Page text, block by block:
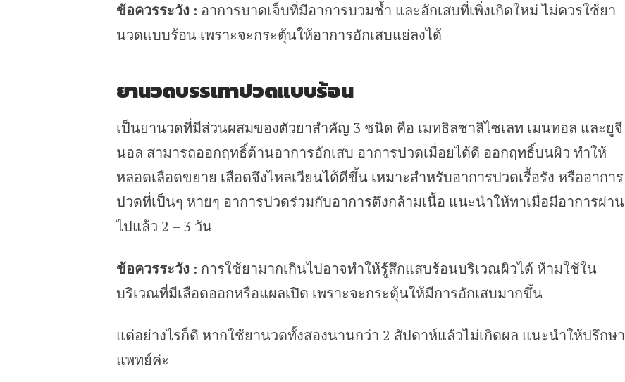
ข้อควรระวัง: อาการบาดเจ็บที่มีอาการบวมช้ำ และอักเสบที่เพิ่งเกิดใหม่ ไม่ควรใช้ยา
นวดแบบร้อน เพราะจะกระตุ้นให้อาการอักเสบแย่ลงได้
ยานวดบรรเทาปวดแบบร้อน
เป็นยานวดที่มีส่วนผสมของตัวยาสำคัญ 3 ชนิด คือ เมทธิลซาลิไซเลท เมนทอล และยูจี
นอล สามารถออกฤทธิ์ต้านอาการอักเสบ อาการปวดเมื่อยได้ดี ออกฤทธิ์บนผิว ทำให้
หลอดเลือดขยาย เลือดจึงไหลเวียนได้ดีขึ้น เหมาะสำหรับอาการปวดเรื้อรัง หรืออาการ
ปวดที่เป็นๆ หายๆ อาการปวดร่วมกับอาการตึงกล้ามเนื้อ แนะนำให้ทาเมื่อมีอาการผ่าน
ไปแล้ว 2 – 3 วัน
ข้อควรระวัง: การใช้ยามากเกินไปอาจทำให้รู้สึกแสบร้อนบริเวณผิวได้ ห้ามใช้ใน
บริเวณที่มีเลือดออกหรือแผลเปิด เพราะจะกระตุ้นให้มีการอักเสบมากขึ้น
แต่อย่างไรก็ดี หากใช้ยานวดทั้งสองนานกว่า 2 สัปดาห์แล้วไม่เกิดผล แนะนำให้ปรึกษา
แพทย์ค่ะ